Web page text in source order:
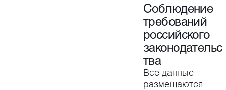
Соблюдение
требований
российского
законодательс
тва
Все данные
размещаются